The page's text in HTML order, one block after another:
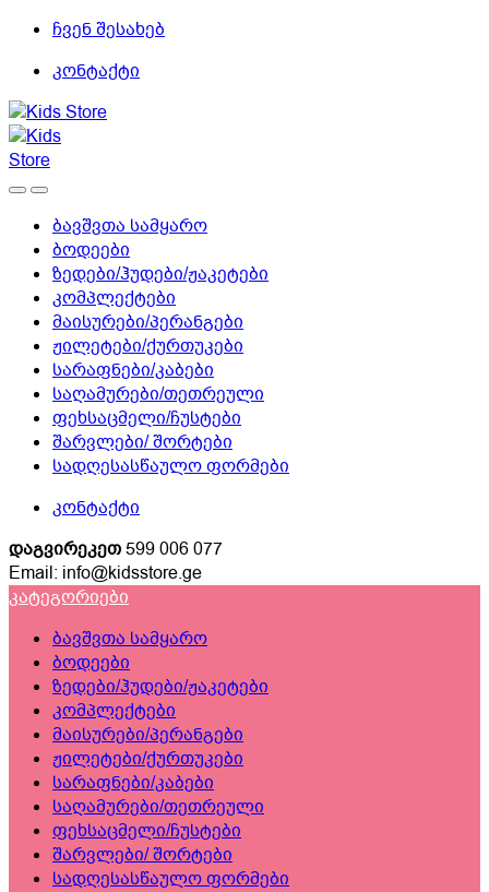
Skip
navigation
Skip
content
ჩვენ შესახებ
კონტაქტი
ბავშვთა სამყარო
ბოდეები
ზედები/ჰუდები/ჟაკეტები
კომპლექტები
მაისურები/პერანგები
ჟილეტები/ქურთუკები
სარაფნები/კაბები
საღამურები/თეთრეული
ფეხსაცმელი/ჩუსტები
შარვლები/ შორტები
სადღესასწაულო ფორმები
კონტაქტი
დაგვირეკეთ599 006 077
Email: info@kidsstore.ge
კატეგორიები
ბავშვთა სამყარო
ბოდეები
ზედები/ჰუდები/ჟაკეტები
კომპლექტები
მაისურები/პერანგები
ჟილეტები/ქურთუკები
სარაფნები/კაბები
საღამურები/თეთრეული
ფეხსაცმელი/ჩუსტები
შარვლები/ შორტები
სადღესასწაულო ფორმები